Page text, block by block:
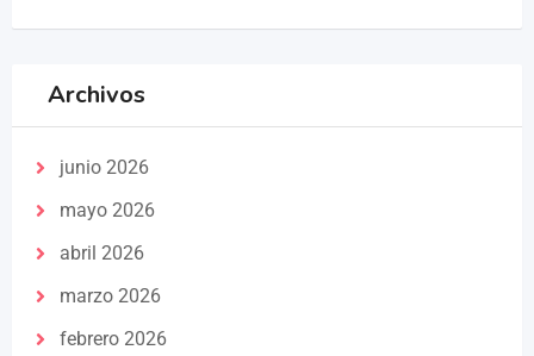
Archivos
junio 2026
mayo 2026
abril 2026
marzo 2026
febrero 2026